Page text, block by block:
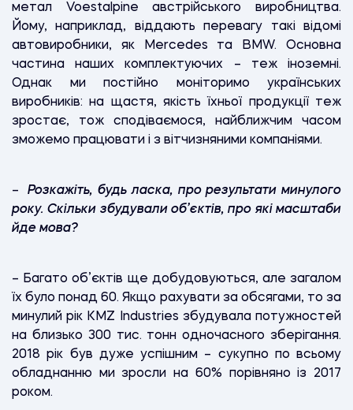
метал Voestalpine австрійського виробництва.
Йому, наприклад, віддають перевагу такі відомі
автовиробники, як Mercedes та BMW. Основна
частина наших комплектуючих – теж іноземні.
Однак ми постійно моніторимо українських
виробників: на щастя, якість їхньої продукції теж
зростає, тож сподіваємося, найближчим часом
зможемо працювати і з вітчизняними компаніями.
–Розкажіть, будь ласка, про результати минулого
року. Скільки збудували об’єктів, про які масштаби
йде мова?
– Багато об’єктів ще добудовуються, але загалом
їх було понад 60. Якщо рахувати за обсягами, то за
минулий рік KMZ Industries збудувала потужностей
на близько 300 тис. тонн одночасного зберігання.
2018 рік був дуже успішним – сукупно по всьому
обладнанню ми зросли на 60% порівняно із 2017
роком.